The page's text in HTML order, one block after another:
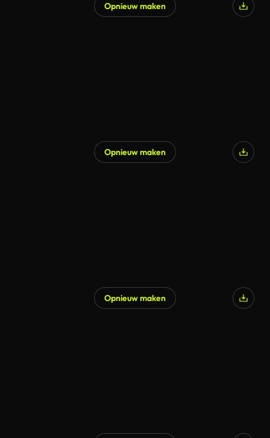
Opnieuw maken
Opnieuw maken
Opnieuw maken